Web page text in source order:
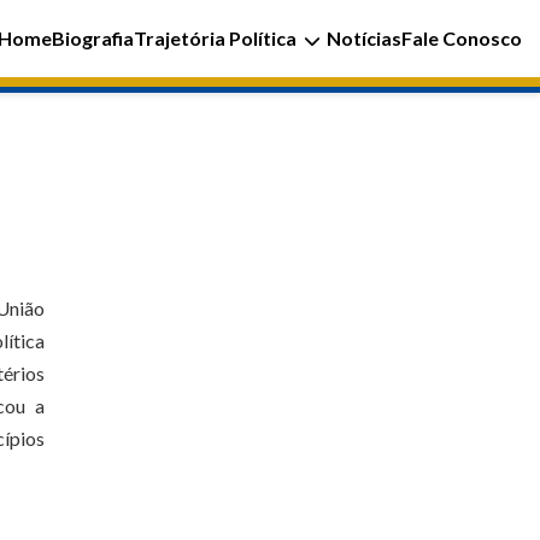
HomeBiografiaTrajetória Política NotíciasFale Conosco
a